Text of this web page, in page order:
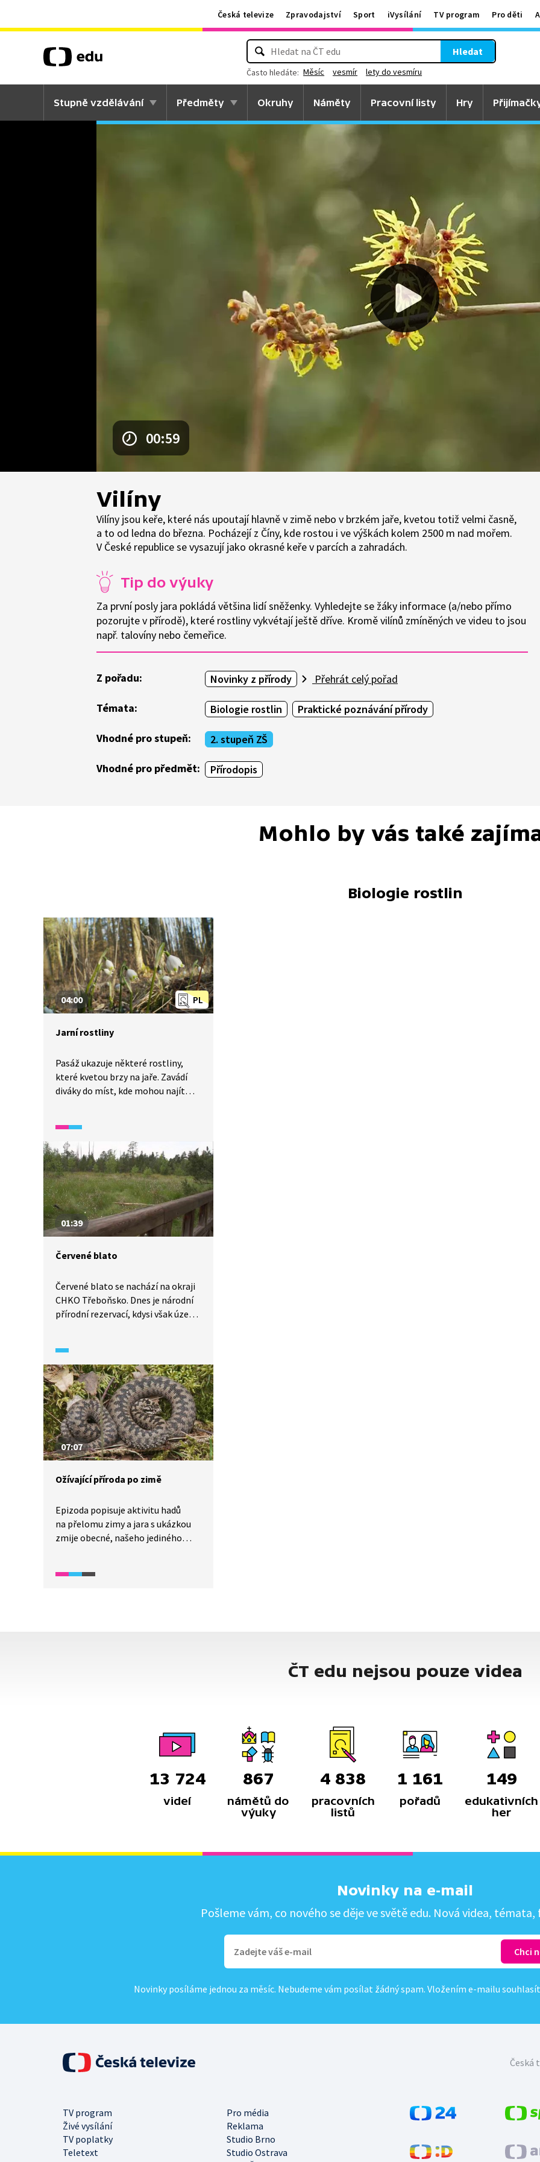
Česká televize Zpravodajství Sport iVysílání TV program Pro děti
Hledat
Často hledáte: Měsíc vesmír lety do vesmíru
Stupně vzdělávání Předměty Okruhy Náměty Pracovní listy Hry
00:59
Vilíny
Vilíny jsou keře, které nás upoutají hlavně v zimě nebo v brzkém jaře, kvetou totiž velmi časně,
a to od ledna do března. Pocházejí z Číny, kde rostou i ve výškách kolem 2500 m nad mořem.
V České republice se vysazují jako okrasné keře v parcích a zahradách.
Tip do výuky
Za první posly jara pokládá většina lidí sněženky. Vyhledejte se žáky informace (a/nebo přímo
pozorujte v přírodě), které rostliny vykvétají ještě dříve. Kromě vilínů zmíněných ve videu to jsou
např. talovíny nebo čemeřice.
Z pořadu: Novinky z přírody Přehrát celý pořad
Témata: Biologie rostlin Praktické poznávání přírody
Vhodné pro stupeň: 2. stupeň ZŠ
Vhodné pro předmět: Přírodopis
Mohlo by vás také
Biologie rostlin
PL
04:00
Jarní rostliny
Pasáž ukazuje některé rostliny,
které kvetou brzy na jaře. Zavádí
diváky do míst, kde mohou najít
pořadu je i téma migrace žab
na jaře a zajímavosti o jalovci.
01:39
Červené blato
Červené blato se nachází na okraji
CHKO Třeboňsko. Dnes je národní
přírodní rezervací, kdysi však území
z Jiříkova údolí. Jako v každém
rašeliništi, i zde se musíme pro naši
bezpečnost pohybovat jen
po vyznačených cestách. Na jaře tu
kvete rojovník bahenní, v létě
dozrávají borůvky a brusinky. Také
tu roste suchopýr, vlochyně nebo
borovice blatka.
07:07
Ožívající příroda po zimě
Epizoda popisuje aktivitu hadů
na přelomu zimy a jara s ukázkou
zmije obecné, našeho jediného
ze kterých budou později vznikat
ČT edu nejsou pouze videa
13 724
videí
867
námětů do
výuky
4 838
pracovních
listů
1 161
pořadů
149
edukativních
her
Novinky na e-mail
Pošleme vám, co nového se děje ve světě edu. Nová videa, témata,
Novinky posíláme jednou za měsíc. Nebudeme vám posílat žádný spam. Vložením e-mailu